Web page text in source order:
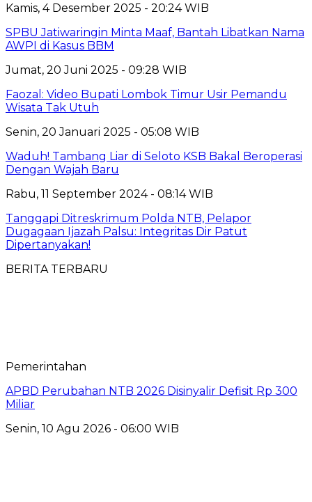
Kamis, 4 Desember 2025 - 20:24 WIB
SPBU Jatiwaringin Minta Maaf, Bantah Libatkan Nama
AWPI di Kasus BBM
Jumat, 20 Juni 2025 - 09:28 WIB
Faozal: Video Bupati Lombok Timur Usir Pemandu
Wisata Tak Utuh
Senin, 20 Januari 2025 - 05:08 WIB
Waduh! Tambang Liar di Seloto KSB Bakal Beroperasi
Dengan Wajah Baru
Rabu, 11 September 2024 - 08:14 WIB
Tanggapi Ditreskrimum Polda NTB, Pelapor
Dugagaan Ijazah Palsu: Integritas Dir Patut
Dipertanyakan!
BERITA TERBARU
Pemerintahan
APBD Perubahan NTB 2026 Disinyalir Defisit Rp 300
Miliar
Senin, 10 Agu 2026 - 06:00 WIB